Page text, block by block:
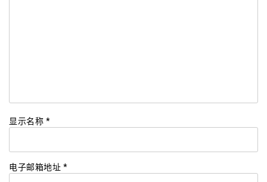
显示名称 *
电子邮箱地址 *